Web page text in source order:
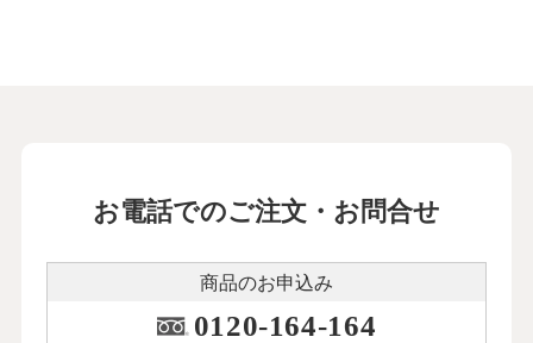
お電話でのご注文・お問合せ
商品のお申込み
0120-164-164